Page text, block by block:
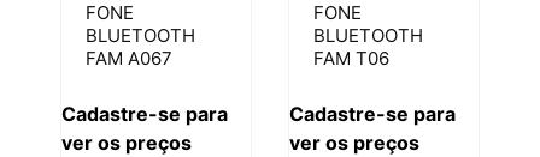
FONE
BLUETOOTH
FAM A067
Cadastre-se para
ver os preços
FONE
BLUETOOTH
FAM T06
Cadastre-se para
ver os preços